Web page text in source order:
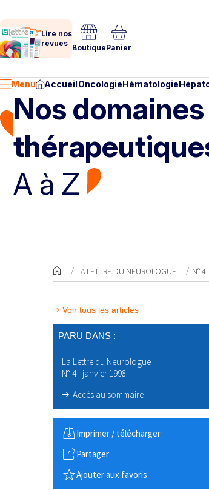
Lire nos
revues BoutiquePanier
Menu AccueilOncologieHématologie
Nos domaines
A à Z
LA LETTRE DU NEUROLOGUE N° 4
Voir tous les articles
PARU DANS :
La Lettre du Neurologue
N° 4 - janvier 1998
Accès au sommaire
Imprimer / télécharger
Partager
Ajouter aux favoris